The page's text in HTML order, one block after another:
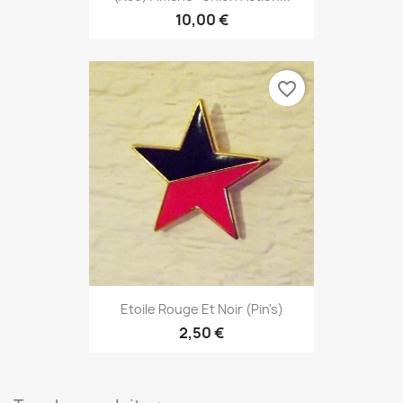
10,00 €
Etoile Rouge Et Noir (pin's)
2,50 €
favorite_border